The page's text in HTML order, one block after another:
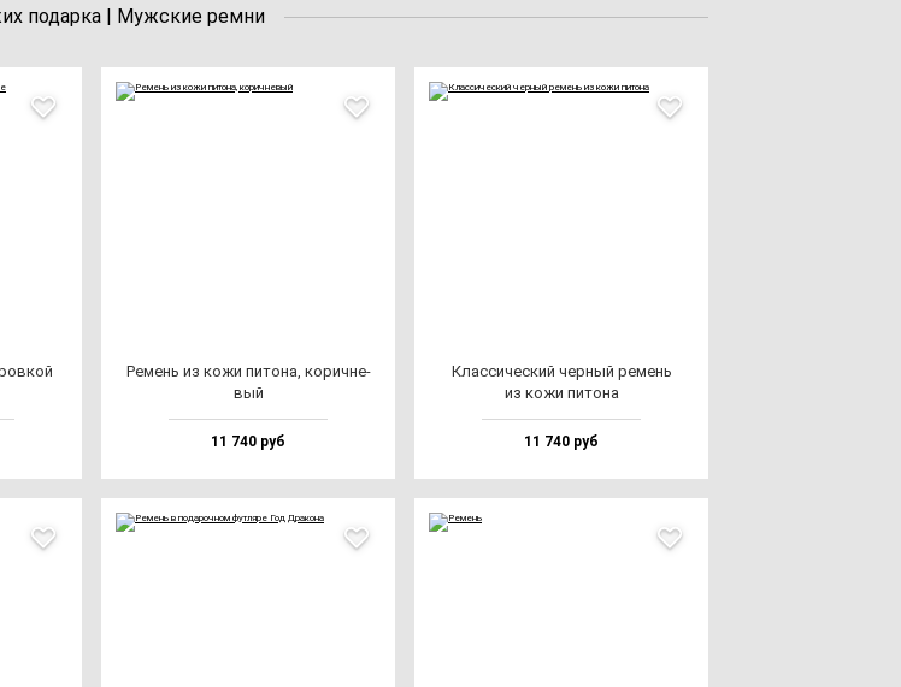
подарка | Мужские ремни
Ремень из ко­жи пи­то­на, ко­рич­не­
вый
11 740 руб
Клас­си­чес­кий чер­ный ре­мень
из ко­жи пи­то­на
11 740 руб